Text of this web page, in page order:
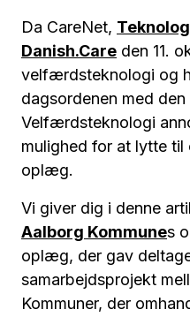
Da CareNet,
Danish.Care den 11.
velfærdsteknologi og
dagsordenen med
Velfærdsteknologi
mulighed for at lytte
oplæg.
Vi giver dig i denne
Aalborg Kommunes
oplæg, der gav
samarbejdsprojekt
Kommuner, der